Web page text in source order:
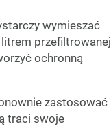
wymieszać
przefiltrowanej
ochronną
zastosować
traci swoje